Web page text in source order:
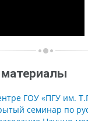
ГОУ «ПГУ им.
семинар по